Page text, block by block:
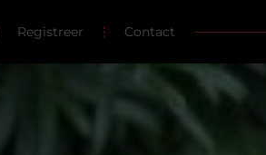
Registreer Contact